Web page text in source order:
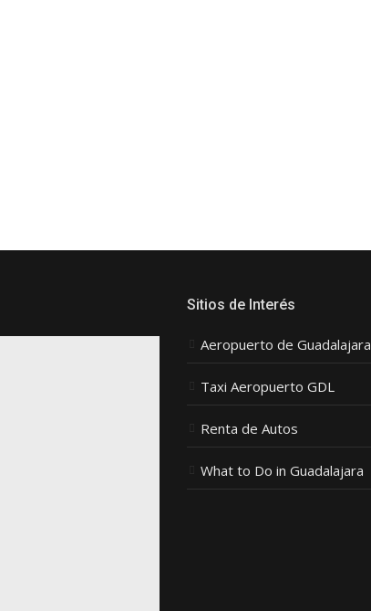
Sitios de Interés
Aeropuerto de Guadalajara
Taxi Aeropuerto GDL
Renta de Autos
What to Do in Guadalajara